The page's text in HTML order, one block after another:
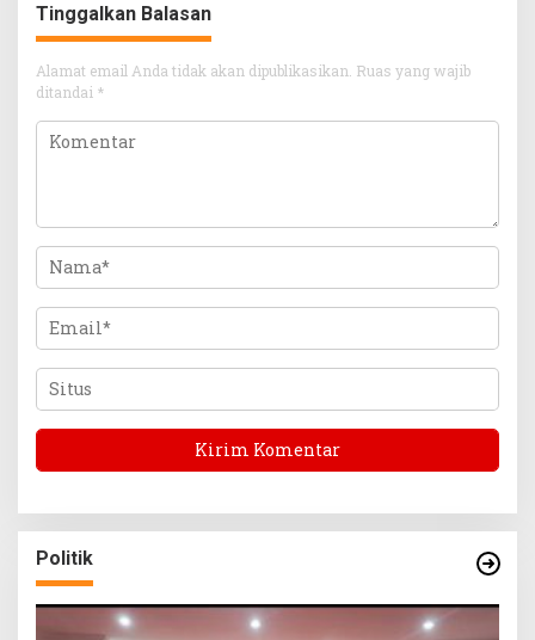
Tinggalkan Balasan
Alamat email Anda tidak akan dipublikasikan. Ruas yang wajib
ditandai *
Politik